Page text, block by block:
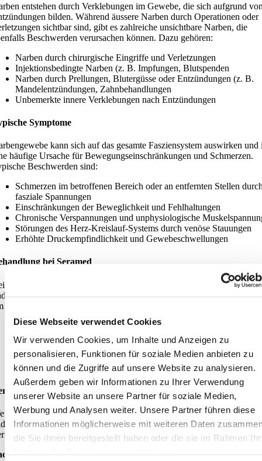
Diese Webseite verwendet Cookies
Wir verwenden Cookies, um Inhalte und Anzeigen zu
personalisieren, Funktionen für soziale Medien anbieten zu
können und die Zugriffe auf unsere Website zu analysieren.
Außerdem geben wir Informationen zu Ihrer Verwendung
unserer Website an unsere Partner für soziale Medien,
Werbung und Analysen weiter. Unsere Partner führen diese
Informationen möglicherweise mit weiteren Daten
die Sie ihnen bereitgestellt haben oder die sie im Rahmen
entstehen durch Verklebungen im Gewebe, die sich aufgrund
bilden. Während äussere Narben durch Operationen oder
sichtbar sind, gibt es zahlreiche unsichtbare Narben, die
Beschwerden verursachen können. Dazu gehören:
Narben durch chirurgische Eingriffe und Verletzungen
Injektionsbedingte Narben (z. B. Impfungen, Blutspenden
Narben durch Prellungen, Blutergüsse oder Entzündungen (z. B.
Mandelentzündungen, Zahnbehandlungen
Unbemerkte innere Verklebungen nach Entzündungen
Symptome
kann sich auf das gesamte Fasziensystem auswirken und
häufige Ursache für Bewegungseinschränkungen und Schmerzen.
Beschwerden sind:
Schmerzen im betroffenen Bereich oder an entfernten Stellen
fasziale Spannungen
Einschränkungen der Beweglichkeit und Fehlhaltungen
Chronische Verspannungen und unphysiologische
Störungen des Herz-Kreislauf-Systems durch venöse Stauungen
Erhöhte Druckempfindlichkeit und Gewebeschwellungen
bei Seramed
Seramed setzen wir auf eine ganzheitliche Therapie zur
Faszienentlastung. Unsere Behandlungsmethoden haben sich
Verklebungen zu lösen und Beschwerden nachhaltig zu lindern:
Boeger-Therapiezur gezielten Lösung von Narbenverklebungen
Bindegewebsmassagezur Entspannung des Fasziengewebes und
Förderung der Durchblutung
Zentrale Entstauungzur Reduzierung des Drucks im Gewebe
Individuelle Beratungzur Narbenpflege und Selbstbehandlung
jetzt deinen Termin
du unter Bewegungseinschränkungen oder chronischen
könnte eine Narbe die Ursache sein. Vereinbare noch heute einen
bei Seramed und lass dich professionell beraten und behandeln.
bei Seramed